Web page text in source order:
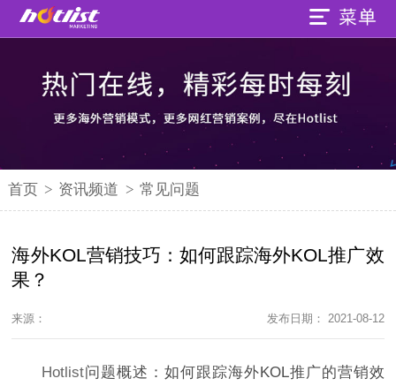
首页 > 资讯频道 > 常见问题
海外KOL营销技巧：如何跟踪海外KOL推广效
果？
来源： 发布日期： 2021-08-12
Hotlist问题概述：如何跟踪海外KOL推广的营销效